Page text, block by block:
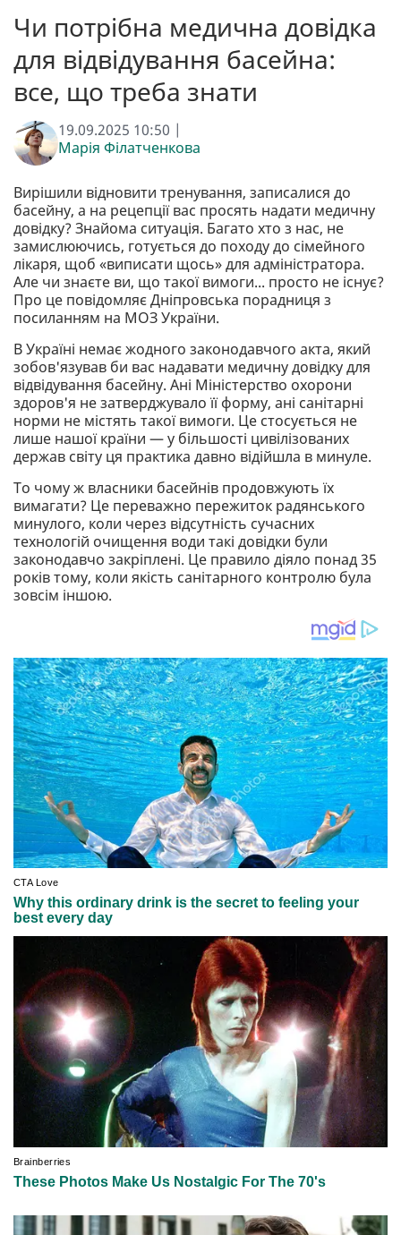
Чи потрібна медична довідка
для відвідування басейна:
все, що треба знати
19.09.2025 10:50 |
Марія Філатченкова
Вирішили відновити тренування, записалися до
басейну, а на рецепції вас просять надати медичну
довідку? Знайома ситуація. Багато хто з нас, не
замислюючись, готується до походу до сімейного
лікаря, щоб «виписати щось» для адміністратора.
Але чи знаєте ви, що такої вимоги... просто не існує?
Про це повідомляє Дніпровська порадниця з
посиланням на МОЗ України.
В Україні немає жодного законодавчого акта, який
зобов'язував би вас надавати медичну довідку для
відвідування басейну. Ані Міністерство охорони
здоров'я не затверджувало її форму, ані санітарні
норми не містять такої вимоги. Це стосується не
лише нашої країни — у більшості цивілізованих
держав світу ця практика давно відійшла в минуле.
То чому ж власники басейнів продовжують їх
вимагати? Це переважно пережиток радянського
минулого, коли через відсутність сучасних
технологій очищення води такі довідки були
законодавчо закріплені. Це правило діяло понад 35
років тому, коли якість санітарного контролю була
зовсім іншою.